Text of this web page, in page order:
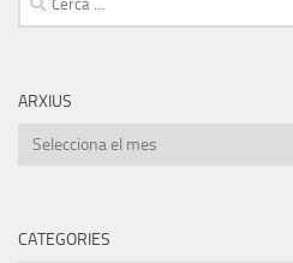
ARXIUS
Arxius
CATEGORIES